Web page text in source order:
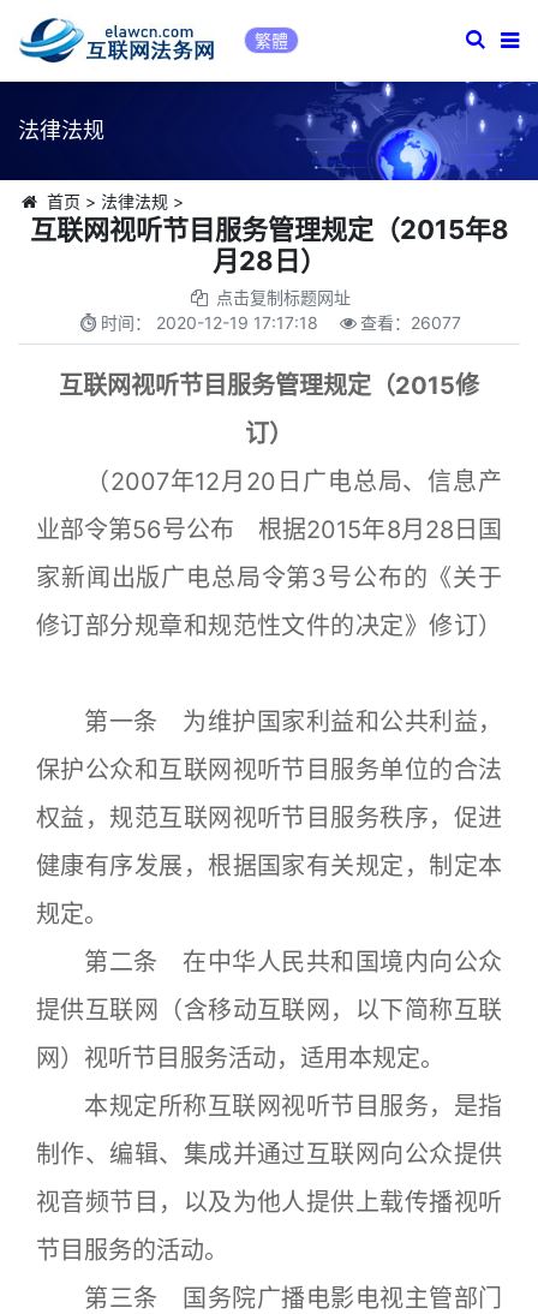
繁體
法律法规
首页 > 法律法规 >
互联网视听节目服务管理规定（2015年8
月28日）
点击复制标题网址
时间： 2020-12-19 17:17:18 查看： 26077
互联网视听节目服务管理规定（2015修
订）
（2007年12月20日广电总局、信息产
业部令第56号公布 根据2015年8月28日国
家新闻出版广电总局令第3号公布的《关于
修订部分规章和规范性文件的决定》修订）
第一条 为维护国家利益和公共利益，
保护公众和互联网视听节目服务单位的合法
权益，规范互联网视听节目服务秩序，促进
健康有序发展，根据国家有关规定，制定本
规定。
第二条 在中华人民共和国境内向公众
提供互联网（含移动互联网，以下简称互联
网）视听节目服务活动，适用本规定。
本规定所称互联网视听节目服务，是指
制作、编辑、集成并通过互联网向公众提供
视音频节目，以及为他人提供上载传播视听
节目服务的活动。
第三条 国务院广播电影电视主管部门